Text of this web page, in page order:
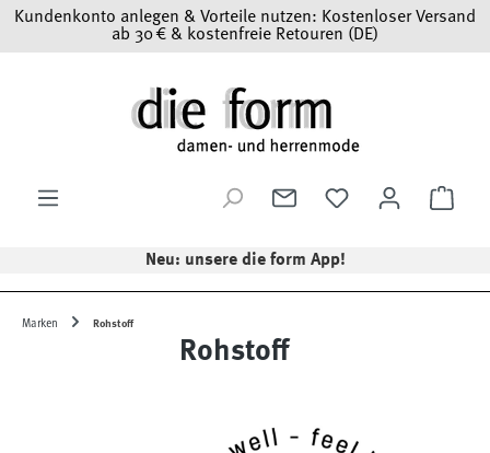
Zum Hauptinhalt springen
Kundenkonto anlegen & Vorteile nutzen: Kostenloser Versand
ab 30 € & kostenfreie Retouren (DE)
Neu: unsere die form App!
Marken Rohstoff
Rohstoff